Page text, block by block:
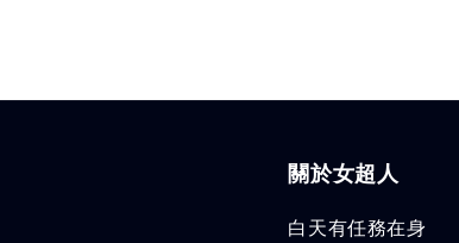
關於女超人
白天有任務在身